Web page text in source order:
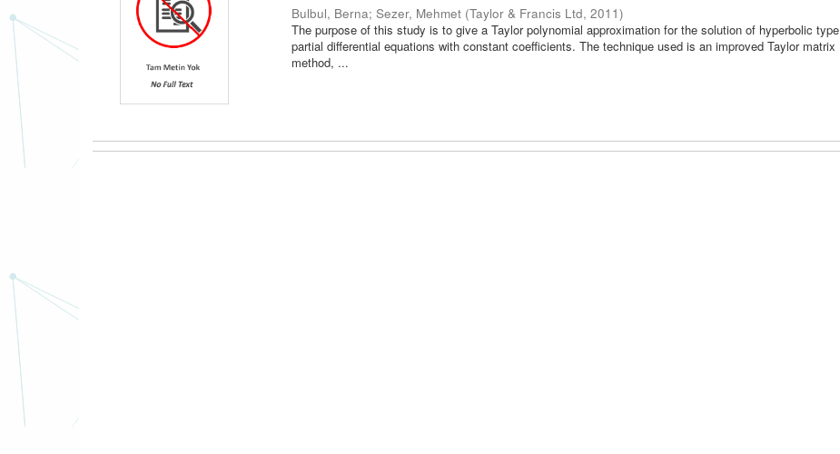
Bulbul, Berna;Sezer, Mehmet (Taylor & Francis Ltd,2011)
The purpose of this study is to give a Taylor polynomial approximation for the solution of hyperbolic type
partial differential equations with constant coefficients. The technique used is an improved Taylor matrix
method, ...